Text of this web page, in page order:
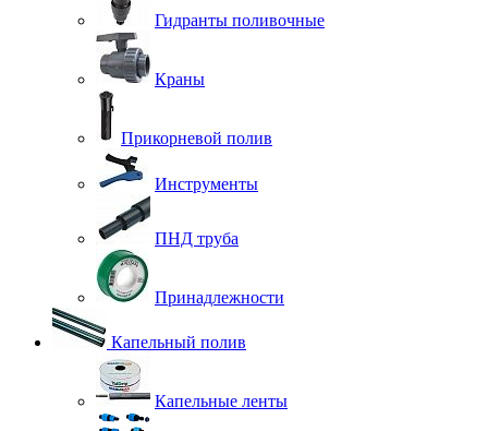
Гидранты поливочные
Краны
Прикорневой полив
Инструменты
ПНД труба
Принадлежности
Капельный полив
Капельные ленты